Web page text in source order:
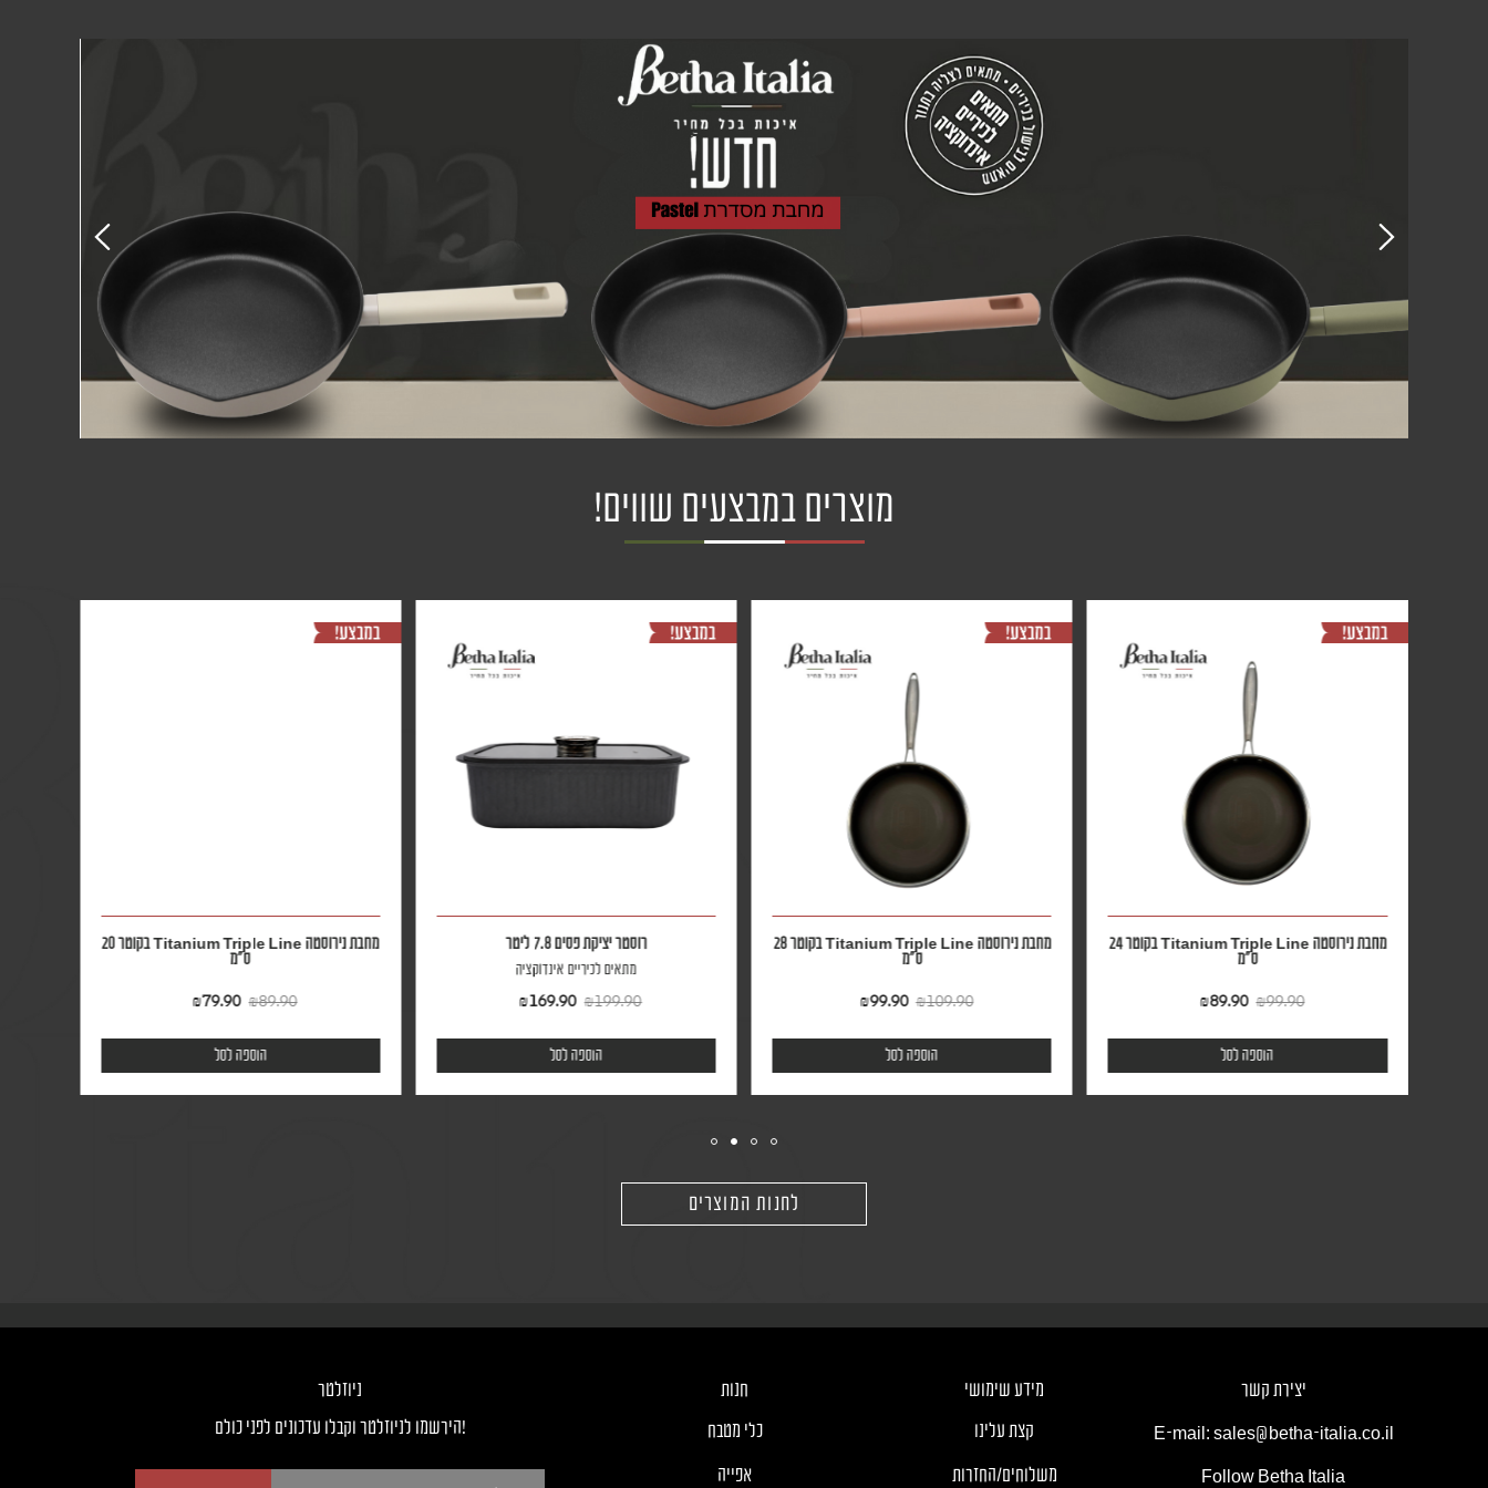
מוצרים במבצעים שווים!
מחבת נירוסטה Titanium Triple Line בקוטר 24
ס״מ
₪99.90
₪89.90
הוספה לסל
מחבת נירוסטה Titanium Triple Line בקוטר 28
ס״מ
₪109.90
₪99.90
הוספה לסל
רוסטר יציקת פסים 7.8 ליטר
מתאים לכיריים אינדוקציה
₪199.90
₪169.90
הוספה לסל
מחבת נירוסטה Titanium Triple Line בקוטר 20
ס״מ
₪89.90
₪79.90
הוספה לסל
לחנות המוצרים
יצירת קשר
E-mail: sales@betha-italia.co.il
Follow Betha Italia
מידע שימושי
קצת עלינו
משלוחים/החזרות
חנות
כלי מטבח
אפייה
ניוזלטר
!הירשמו לניוזלטר וקבלו עדכונים לפני כולם